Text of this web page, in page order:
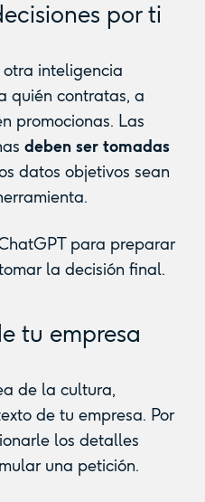
por ti
inteligencia
quién contratas, a
promocionas. Las
deben ser tomadas
datos objetivos sean
para preparar
la decisión final.
tu empresa
de la cultura,
de tu empresa. Por
los detalles
una petición.